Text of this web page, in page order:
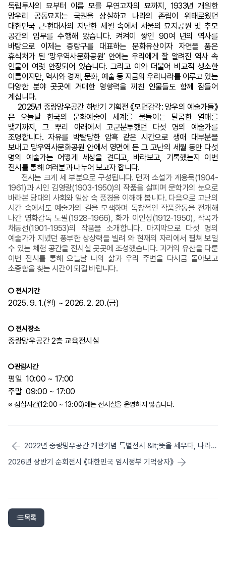
독립투사의 묘부터 이름 모를 무연고자의 묘까지, 1933년 개원한
망우리 공동묘지는 국권을 상실하고 나라의 존립이 위태로웠던
대한민국 근·현대사의 지난한 세월 속에서 서울의 묘지공원 및 추모
공간의 임무를 수행해 왔습니다. 켜켜이 쌓인 90여 년의 역사를
바탕으로 이제는 중랑구를 대표하는 문화유산이자 자연을 품은
휴식처가 된 ‘망우역사문화공원’ 안에는 우리에게 잘 알려진 역사 속
인물이 여럿 안장되어 있습니다. 그리고 이와 더불어 비교적 생소한
이름이지만, 역사와 경제, 문화, 예술 등 지금의 우리나라를 이루고 있는
다양한 분야 곳곳에 거대한 영향력을 끼친 인물들도 함께 잠들어
계십니다.
2025년 중랑망우공간 하반기 기획전 《모던감각: 망우의 예술가들》
은 오늘날 한국의 문화예술이 세계를 물들이는 달콤한 열매를
맺기까지, 그 뿌리 아래에서 고군분투했던 다섯 명의 예술가를
조명합니다. 자유를 박탈당한 암흑 같은 시간으로 생애 대부분을
보내고 망우역사문화공원 안에서 영면에 든 그 고난의 세월 동안 다섯
명의 예술가는 어떻게 세상을 견디고, 바라보고, 기록했는지 이번
전시를 통해 여러분과 나누어 보고자 합니다.
전시는 크게 세 부분으로 구성됩니다. 먼저 소설가 계용묵(1904-
1961)과 시인 김영랑(1903-1950)의 작품을 살피며 문학가의 눈으로
바라본 당대의 사회와 일상 속 풍경을 이해해 봅니다. 다음으로 고난의
시간 속에서도 예술가의 길을 모색하며 독창적인 작품활동을 전개해
나간 영화감독 노필(1928-1966), 화가 이인성(1912-1950), 작곡가
채동선(1901-1953)의 작품을 소개합니다. 마지막으로 다섯 명의
예술가가 지녔던 풍부한 상상력을 빌려 와 현재의 자리에서 펼쳐 보일
수 있는 체험 공간을 전시실 곳곳에 조성했습니다. 과거의 유산을 다룬
이번 전시를 통해 오늘날 나의 삶과 우리 주변을 다시금 돌아보고
소중함을 찾는 시간이 되길 바랍니다.
○ 전시기간
2025. 9. 1.(월) ~ 2026. 2. 20.(금)
○전시 장소
중랑망우공간 2층 교육전시실
○관람시간
평일 10:00 ~ 17:00
주말 09:00 ~ 17:00
※ 점심시간(12:00 ~ 13:00)에는 전시실을 운영하지 않습니다.
2022년 중랑망우공간 개관기념 특별전시 &lt;뜻을 세우다, 나라를 세우다 - 건국훈장&gt;
2026년 상반기 순회전시 《대한민국 임시정부 기억상자》
목록